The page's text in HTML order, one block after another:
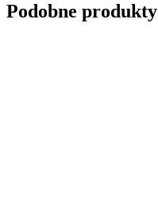
Podobne produkty